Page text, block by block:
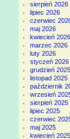
sierpień 2026
lipiec 2026
czerwiec
maj 2026
kwiecień 2026
marzec 2026
luty 2026
styczeń 2026
grudzień 2025
listopad 2025
październik
wrzesień
sierpień 2025
lipiec 2025
czerwiec
maj 2025
kwiecień 2025